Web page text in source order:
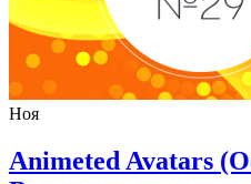
Ноя
Animeted Avatars